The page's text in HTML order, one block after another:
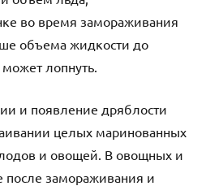
во время замораживания
объема жидкости до
лопнуть.
и появление дряблости
целых маринованных
и овощей. В овощных и
замораживания и